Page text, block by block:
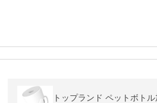
トップランド ペットボト